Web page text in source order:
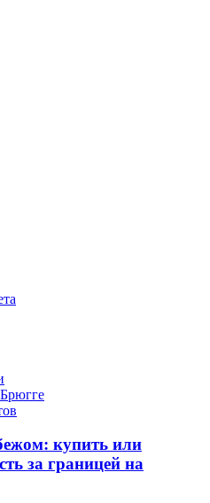
купить или
за границей на